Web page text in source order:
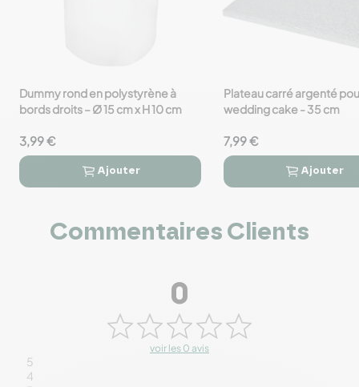
favorite_border
Dummy rond en polystyrène à
bords droits – Ø 15 cm x H 10 cm
3,99 €
 
Ajouter
favorite_border
Plateau carré argenté
wedding cake - 35 cm
7,99 €
 
Ajouter
Commentaires Clients
0
voir les 0 avis
5
4